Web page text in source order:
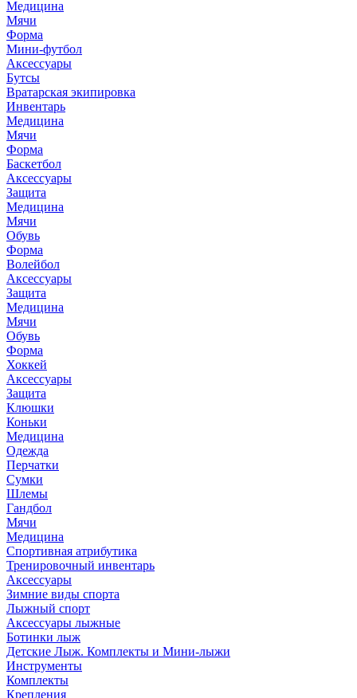
Медицина
Мячи
Форма
Мини-футбол
Аксессуары
Бутсы
Вратарская экипировка
Инвентарь
Медицина
Мячи
Форма
Баскетбол
Аксессуары
Защита
Медицина
Мячи
Обувь
Форма
Волейбол
Аксессуары
Защита
Медицина
Мячи
Обувь
Форма
Хоккей
Аксессуары
Защита
Клюшки
Коньки
Медицина
Одежда
Перчатки
Сумки
Шлемы
Гандбол
Мячи
Медицина
Спортивная атрибутика
Тренировочный инвентарь
Аксессуары
Зимние виды спорта
Лыжный спорт
Аксессуары лыжные
Ботинки лыж
Детские Лыж. Комплекты и Мини-лыжи
Инструменты
Комплекты
Крепления